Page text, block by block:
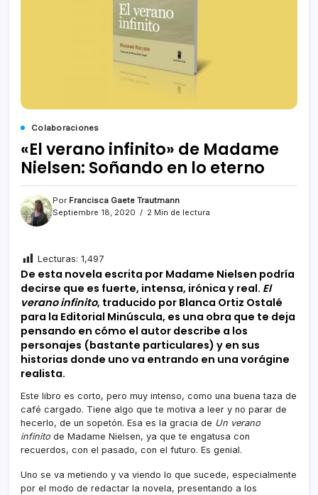
Colaboraciones
«El verano infinito» de Madame
Nielsen: Soñando en lo eterno
Por Francisca Gaete Trautmann
Septiembre 18, 2020
2 Min de lectura
Lecturas: 1,497
De esta novela escrita por Madame Nielsen podría
decirse que es fuerte, intensa, irónica y real. El
verano infinito, traducido por Blanca Ortiz Ostalé
para la Editorial Minúscula, es una obra que te deja
pensando en cómo el autor describe a los
personajes (bastante particulares) y en sus
historias donde uno va entrando en una vorágine
realista.
Este libro es corto, pero muy intenso, como una buena taza de
café cargado. Tiene algo que te motiva a leer y no parar de
hecerlo, de un sopetón. Esa es la gracia de Un verano
infinito de Madame Nielsen, ya que te engatusa con
recuerdos, con el pasado, con el futuro. Es genial.
Uno se va metiendo y va viendo lo que sucede, especialmente
por el modo de redactar la novela, presentando a los